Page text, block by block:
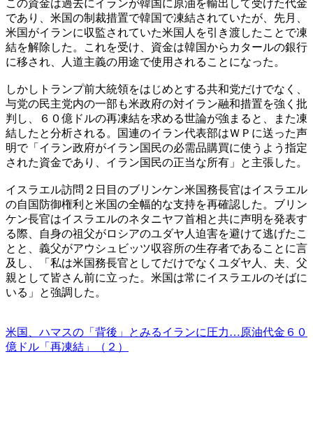
この資金は過去にイランが韓国に原油を輸出して受けた代金
であり、米国の制裁措置で韓国で凍結されていたが、先月、
米国がイランに収監されていた米国人を引き渡したことで凍
結を解除した。これを受け、資金は韓国からカタールの銀行
に移され、人道主義の用途で使用されることになった。
しかしトランプ前大統領をはじめとする共和党だけでなく、
与党の民主党内の一部も米政府の対イラン融和措置を強く批
判し、６０億ドルの再凍結を求める世論が強まると、また凍
結したと分析される。国連のイラン代表部はＷＰに送った声
明で「イラン政府がイラン国民の必需品購買に使うよう指定
された資金であり、イラン国民の正当な所有」と主張した。
イスラエル訪問２日目のブリンケン米国務長官はイスラエル
の自国防御権利と米国の全幅的な支持を再確認した。ブリン
ケン長官はイスラエルのネタニヤフ首相と共に声明を発表す
る際、自身の祖父がロシアのユダヤ人迫害を避けて逃げたこ
とと、義父がアウシュビッツ収容所の生存者であることに言
及し、「私は米国務長官としてだけでなくユダヤ人、夫、父
親として皆さん前に立った。米国は常にイスラエルのそばに
いる」と強調した。
米国、ハマスの「背後」とみるイランに圧力…原油代金６０
億ドル「再凍結」（２）